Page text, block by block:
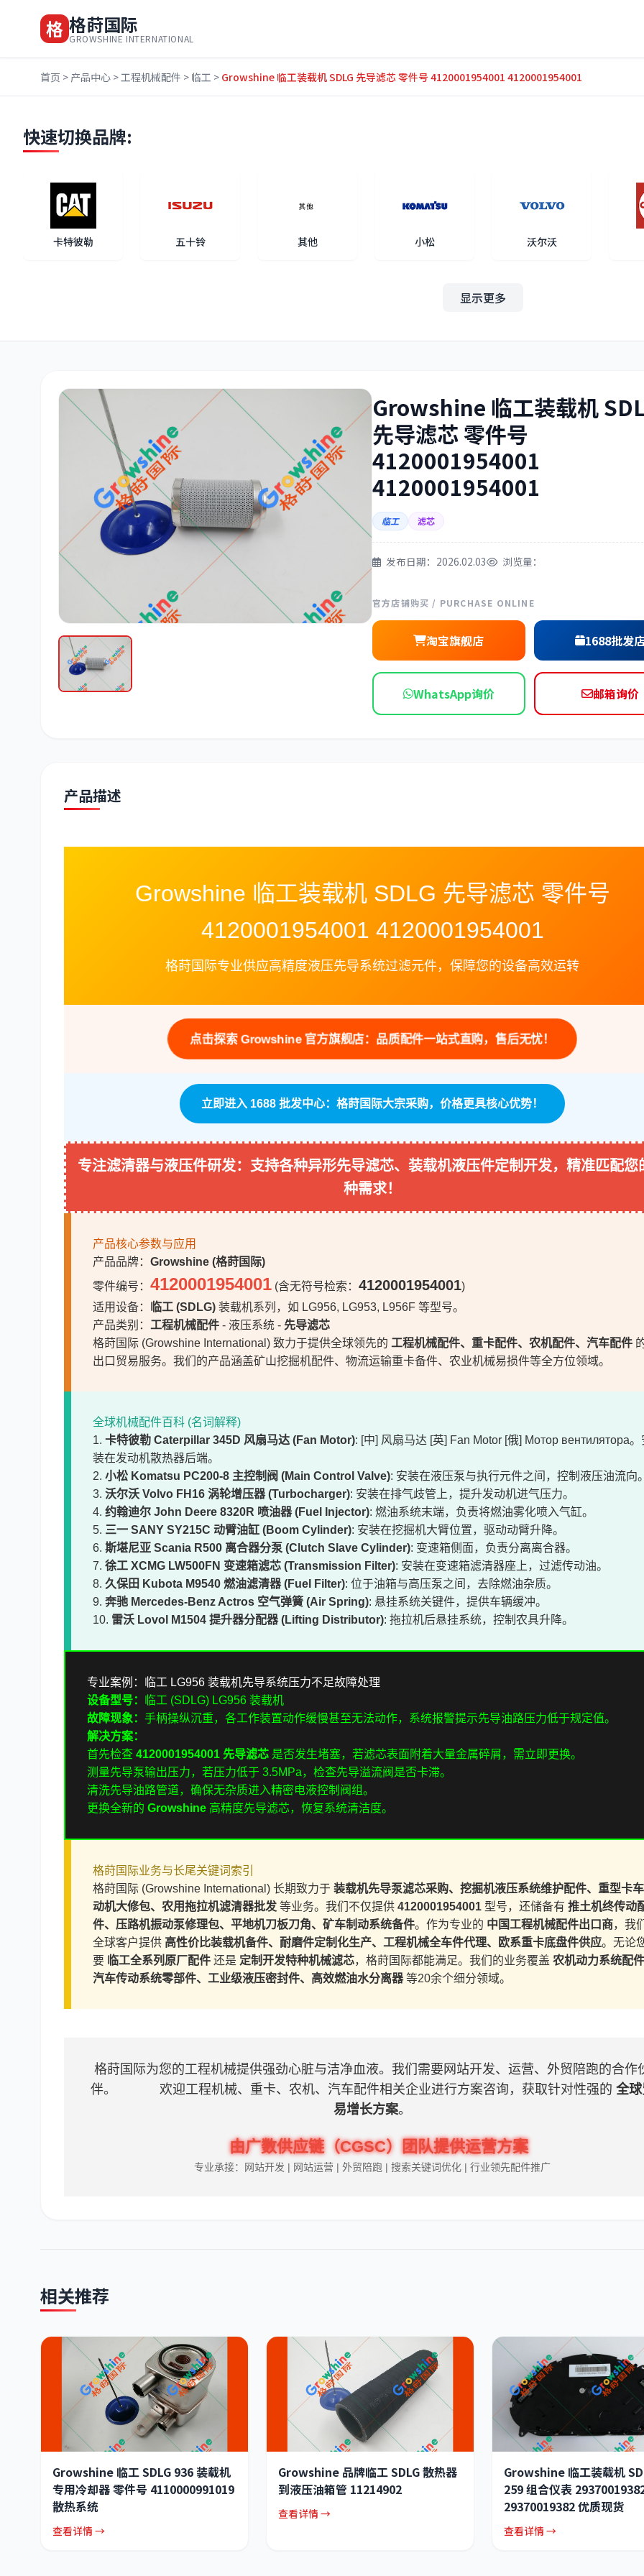
格 格莳国际
GROWSHINE INTERNATIONAL
首页 > 产品中心 >工程机械配件 > 临工 > Growshine 临工装载机 SDLG 先导滤芯 零件号 4120001954001 4120001954001
快速切换品牌:
卡特彼勒 五十铃 其他 小松 沃尔沃
柳工 斗山 三一 奔驰
大宇 徐工 利勃海尔
潍柴
显示更多
Growshine 临工装载机
先导滤芯 零件号
4120001954001
4120001954001
临工 滤芯
发布日期：2026.02.03 浏览量：
官方店铺购买 / PURCHASE ONLINE
淘宝旗舰店 1688批发
WhatsApp询价 邮箱询价
产品描述
Growshine 临工装载机 SDLG 先导滤芯 零件号
4120001954001 4120001954001
格莳国际专业供应高精度液压先导系统过滤元件，保障您的设备高效运转
点击探索 Growshine 官方旗舰店：品质配件一站式直购，售后无忧！
立即进入 1688 批发中心：格莳国际大宗采购，价格更具核心优势！
专注滤清器与液压件研发：支持各种异形先导滤芯、装载机液压件定制开发，精准匹配您
种需求！
产品核心参数与应用
产品品牌： Growshine (格莳国际)
零件编号： 4120001954001 (含无符号检索： 4120001954001)
适用设备：
临工 (SDLG) 装载机系列，如 LG956, LG953, L956F 等型号。
产品类别： 工程机械配件 - 液压系统 - 先导滤芯
格莳国际 (Growshine International) 致力于提供全球领先的 工程机械配件、重卡配件、农机配件、汽车配件
出口贸易服务。我们的产品涵盖矿山挖掘机配件、物流运输重卡备件、农业机械易损件等全方位领域。
全球机械配件百科 (名词解释)
1. 卡特彼勒 Caterpillar 345D 风扇马达 (Fan Motor): [中] 风扇马达 [英] Fan Motor [俄] Мотор вентилятора。
装在发动机散热器后端。
2. 小松 Komatsu PC200-8 主控制阀 (Main Control Valve): 安装在液压泵与执行元件之间，控制液压油流向。
3. 沃尔沃 Volvo FH16 涡轮增压器 (Turbocharger): 安装在排气歧管上，提升发动机进气压力。
4. 约翰迪尔 John Deere 8320R 喷油器 (Fuel Injector): 燃油系统末端，负责将燃油雾化喷入气缸。
5. 三一 SANY SY215C 动臂油缸 (Boom Cylinder): 安装在挖掘机大臂位置，驱动动臂升降。
6. 斯堪尼亚 Scania R500 离合器分泵 (Clutch Slave Cylinder): 变速箱侧面，负责分离离合器。
7. 徐工 XCMG LW500FN 变速箱滤芯 (Transmission Filter): 安装在变速箱滤清器座上，过滤传动油。
8. 久保田 Kubota M9540 燃油滤清器 (Fuel Filter): 位于油箱与高压泵之间，去除燃油杂质。
9. 奔驰 Mercedes-Benz Actros 空气弹簧 (Air Spring): 悬挂系统关键件，提供车辆缓冲。
10. 雷沃 Lovol M1504 提升器分配器 (Lifting Distributor): 拖拉机后悬挂系统，控制农具升降。
专业案例：临工 LG956 装载机先导系统压力不足故障处理
设备型号：
临工 (SDLG) LG956 装载机
故障现象： 手柄操纵沉重，各工作装置动作缓慢甚至无法动作，系统报警提示先导油路压力低于规定值。
解决方案：
首先检查 4120001954001 先导滤芯 是否发生堵塞，若滤芯表面附着大量金属碎屑，需立即更换。
测量先导泵输出压力，若压力低于 3.5MPa，检查先导溢流阀是否卡滞。
清洗先导油路管道，确保无杂质进入精密电液控制阀组。
更换全新的 Growshine 高精度先导滤芯，恢复系统清洁度。
格莳国际业务与长尾关键词索引
格莳国际 (Growshine International) 长期致力于 装载机先导泵滤芯采购、挖掘机液压系统维护配件、重型卡
动机大修包、农用拖拉机滤清器批发 等业务。我们不仅提供 4120001954001 型号，还储备有 推土机终传动
件、压路机振动泵修理包、平地机刀板刀角、矿车制动系统备件。作为专业的 中国工程机械配件出口商，我
全球客户提供 高性价比装载机备件、耐磨件定制化生产、工程机械全车件代理、欧系重卡底盘件供应。无论
要 临工全系列原厂配件 还是 定制开发特种机械滤芯，格莳国际都能满足。我们的业务覆盖 农机动力系统配件
汽车传动系统零部件、工业级液压密封件、高效燃油水分离器等20余个细分领域。
格莳国际为您的工程机械提供强劲心脏与洁净血液。我们需要网站开发、运营、外贸陪跑的合作
伴。 欢迎工程机械、重卡、农机、汽车配件相关企业进行方案咨询，获取针对性强的 全球
易增长方案。
由广数供应链（CGSC）团队提供运营方案
专业承接：网站开发 | 网站运营 | 外贸陪跑 | 搜索关键词优化 | 行业领先配件推广
相关推荐
Growshine 临工 SDLG 936 装载机
专用冷却器 零件号 4110000991019
散热系统
查看详情 →
Growshine 品牌临工 SDLG 散热器
到液压油箱管 11214902
查看详情 →
Growshine 临工装载机
259 组合仪表
29370019382 优质现货
查看详情 →